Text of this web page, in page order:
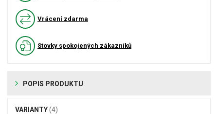
Vrácení zdarma
Stovky spokojených zákazníků
POPIS PRODUKTU
VARIANTY(4)